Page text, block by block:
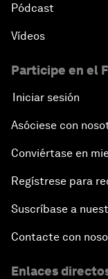
Pódcast
Vídeos
Participe en el
Iniciar sesión
Asóciese con
Conviértase en
Regístrese para
Suscríbase a
Contacte con
Enlaces